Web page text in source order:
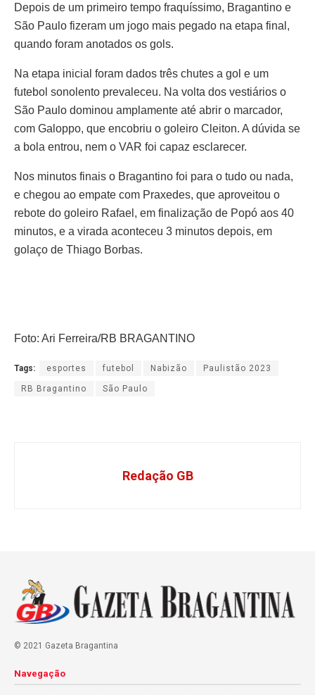
Depois de um primeiro tempo fraquíssimo, Bragantino e
São Paulo fizeram um jogo mais pegado na etapa final,
quando foram anotados os gols.
Na etapa inicial foram dados três chutes a gol e um
futebol sonolento prevaleceu. Na volta dos vestiários o
São Paulo dominou amplamente até abrir o marcador,
com Galoppo, que encobriu o goleiro Cleiton. A dúvida se
a bola entrou, nem o VAR foi capaz esclarecer.
Nos minutos finais o Bragantino foi para o tudo ou nada,
e chegou ao empate com Praxedes, que aproveitou o
rebote do goleiro Rafael, em finalização de Popó aos 40
minutos, e a virada aconteceu 3 minutos depois, em
golaço de Thiago Borbas.
Foto: Ari Ferreira/RB BRAGANTINO
Tags: esportes futebol Nabizão Paulistão 2023
RB Bragantino São Paulo
Redação GB
© 2021 Gazeta Bragantina
Navegação